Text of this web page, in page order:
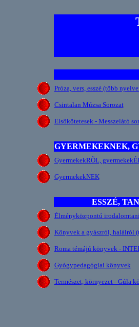
Próza, vers, esszé (több
Csintalan Múzsa Sorozat
Elsõkötetesek - Messzelátó
GYERMEKEKNEK,
GyermekekRÕL,
GyermekekNEK
ESSZÉ,
Élményközpontú
Könyvek a gyászról, halálról
Roma témájú könyvek -
Gyógypedagógiai könyvek
Természet, környezet - Gúla